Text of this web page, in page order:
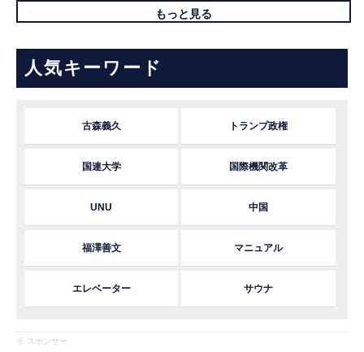
もっと見る
人気キーワード
古森義久 トランプ政権
国連大学 国際機関改革
UNU 中国
福澤善文 マニュアル
エレベーター サウナ
※ スポンサー